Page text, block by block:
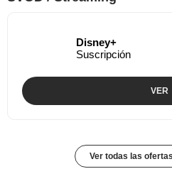
Disney+
Suscripción
VER
Ver todas las